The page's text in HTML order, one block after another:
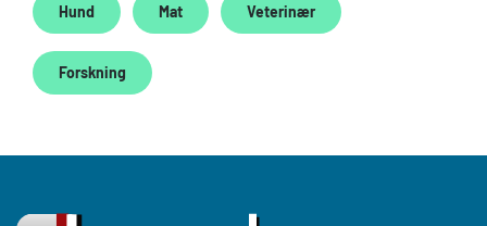
Hund Mat Veterinær
Forskning